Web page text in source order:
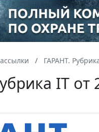
ГАРАНТ.
IT от